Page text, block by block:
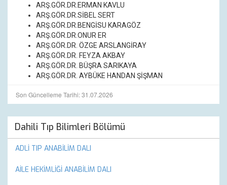
ARŞ.GÖR.DR.ERMAN KAVLU
ARŞ.GÖR.DR.SİBEL SERT
ARŞ.GÖR.DR.BENGİSU KARAGÖZ
ARŞ.GÖR.DR.ONUR ER
ARŞ.GÖR.DR. ÖZGE ARSLANGİRAY
ARŞ.GÖR.DR. FEYZA AKBAY
ARŞ.GÖR.DR. BÜŞRA SARIKAYA
ARŞ.GÖR.DR. AYBÜKE HANDAN ŞİŞMAN
Son Güncelleme Tarihi: 31.07.2026
Dahili Tıp Bilimleri Bölümü
ADLİ TIP ANABİLİM DALI
AİLE HEKİMLİĞİ ANABİLİM DALI